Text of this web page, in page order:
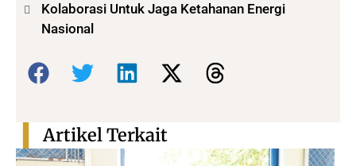
Kolaborasi Untuk Jaga Ketahanan Energi
Nasional
Bagikan:
Artikel Terkait